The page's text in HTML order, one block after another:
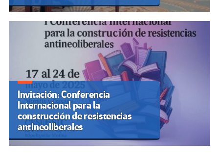
Invitación: Conferencia
Internacional para la
construcción de resistencias
antineoliberales